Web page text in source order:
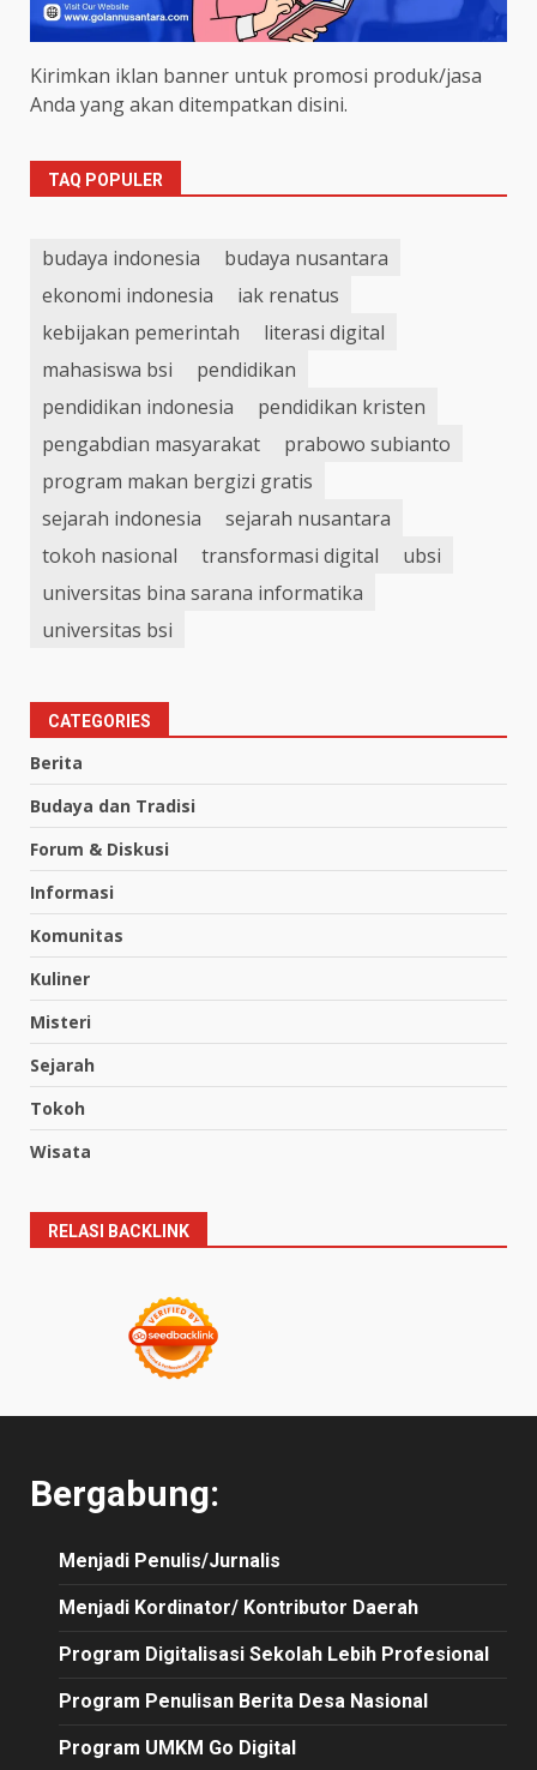
Kirimkan iklan banner untuk promosi produk/jasa
Anda yang akan ditempatkan disini.
TAQ POPULER
budaya indonesia
budaya nusantara
ekonomi indonesia
iak renatus
kebijakan pemerintah
literasi digital
mahasiswa bsi
pendidikan
pendidikan indonesia
pendidikan kristen
pengabdian masyarakat
prabowo subianto
program makan bergizi gratis
sejarah indonesia
sejarah nusantara
tokoh nasional
transformasi digital
ubsi
universitas bina sarana informatika
universitas bsi
CATEGORIES
Berita
Budaya dan Tradisi
Forum & Diskusi
Informasi
Komunitas
Kuliner
Misteri
Sejarah
Tokoh
Wisata
RELASI BACKLINK
Bergabung:
Menjadi Penulis/Jurnalis
Menjadi Kordinator/ Kontributor Daerah
Program Digitalisasi Sekolah Lebih Profesional
Program Penulisan Berita Desa Nasional
Program UMKM Go Digital